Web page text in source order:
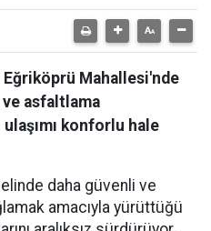
Mahallesi'nde
asfaltlama
konforlu hale
daha güvenli ve
amacıyla yürüttüğü